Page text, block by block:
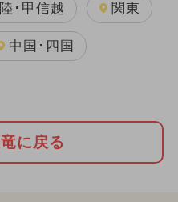
･甲信越 関東
中国･四国
に戻る